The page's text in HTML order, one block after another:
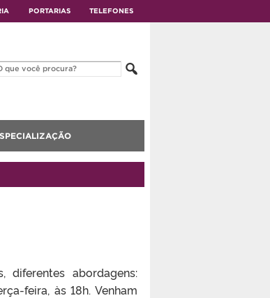
PORTARIAS TELEFONES
diferentes abordagens:
feira, às 18h. Venham